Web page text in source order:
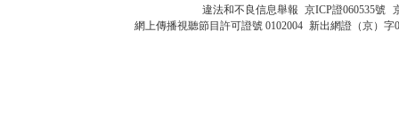
違法和不良信息舉報 京ICP證060535號
網上傳播視聽節目許可證號 0102004 新出網證（京）